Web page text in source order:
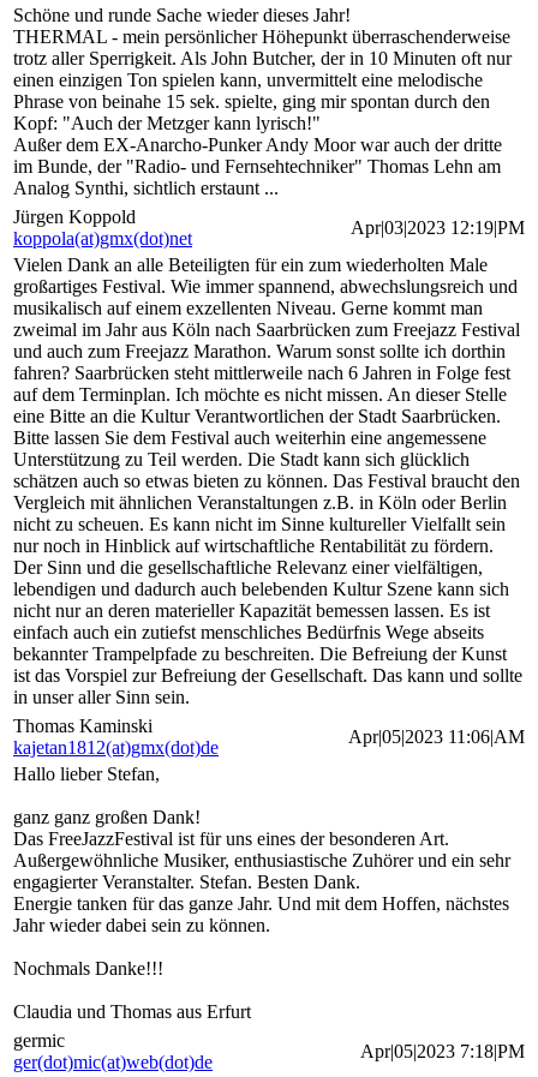
Schöne und runde Sache wieder dieses Jahr!
THERMAL - mein persönlicher Höhepunkt überraschenderweise
trotz aller Sperrigkeit. Als John Butcher, der in 10 Minuten oft nur
einen einzigen Ton spielen kann, unvermittelt eine melodische
Phrase von beinahe 15 sek. spielte, ging mir spontan durch den
Kopf: "Auch der Metzger kann lyrisch!"
Außer dem EX-Anarcho-Punker Andy Moor war auch der dritte
im Bunde, der "Radio- und Fernsehtechniker" Thomas Lehn am
Analog Synthi, sichtlich erstaunt ...
Jürgen Koppold
koppola(at)gmx(dot)net
Apr|03|2023 12:19|PM
Vielen Dank an alle Beteiligten für ein zum wiederholten Male
großartiges Festival. Wie immer spannend, abwechslungsreich und
musikalisch auf einem exzellenten Niveau. Gerne kommt man
zweimal im Jahr aus Köln nach Saarbrücken zum Freejazz Festival
und auch zum Freejazz Marathon. Warum sonst sollte ich dorthin
fahren? Saarbrücken steht mittlerweile nach 6 Jahren in Folge fest
auf dem Terminplan. Ich möchte es nicht missen. An dieser Stelle
eine Bitte an die Kultur Verantwortlichen der Stadt Saarbrücken.
Bitte lassen Sie dem Festival auch weiterhin eine angemessene
Unterstützung zu Teil werden. Die Stadt kann sich glücklich
schätzen auch so etwas bieten zu können. Das Festival braucht den
Vergleich mit ähnlichen Veranstaltungen z.B. in Köln oder Berlin
nicht zu scheuen. Es kann nicht im Sinne kultureller Vielfallt sein
nur noch in Hinblick auf wirtschaftliche Rentabilität zu fördern.
Der Sinn und die gesellschaftliche Relevanz einer vielfältigen,
lebendigen und dadurch auch belebenden Kultur Szene kann sich
nicht nur an deren materieller Kapazität bemessen lassen. Es ist
einfach auch ein zutiefst menschliches Bedürfnis Wege abseits
bekannter Trampelpfade zu beschreiten. Die Befreiung der Kunst
ist das Vorspiel zur Befreiung der Gesellschaft. Das kann und sollte
in unser aller Sinn sein.
Thomas Kaminski
kajetan1812(at)gmx(dot)de
Apr|05|2023 11:06|AM
Hallo lieber Stefan,
ganz ganz großen Dank!
Das FreeJazzFestival ist für uns eines der besonderen Art.
Außergewöhnliche Musiker, enthusiastische Zuhörer und ein sehr
engagierter Veranstalter. Stefan. Besten Dank.
Energie tanken für das ganze Jahr. Und mit dem Hoffen, nächstes
Jahr wieder dabei sein zu können.
Nochmals Danke!!!
Claudia und Thomas aus Erfurt
germic
ger(dot)mic(at)web(dot)de
Apr|05|2023 7:18|PM